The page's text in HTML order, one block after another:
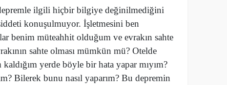
ilgili hiçbir bilgiye değinilmediğini
konuşulmuyor. İşletmesini ben
benim müteahhit olduğum ve evrakın sahte
sahte olması mümkün mü? Otelde
yerde böyle bir hata yapar mıyım?
Bilerek bunu nasıl yaparım? Bu depremin